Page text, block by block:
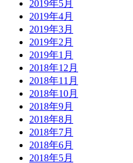
2019年5月
2019年4月
2019年3月
2019年2月
2019年1月
2018年12月
2018年11月
2018年10月
2018年9月
2018年8月
2018年7月
2018年6月
2018年5月